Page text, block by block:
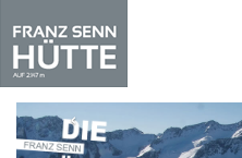
Skip
main
content
‹